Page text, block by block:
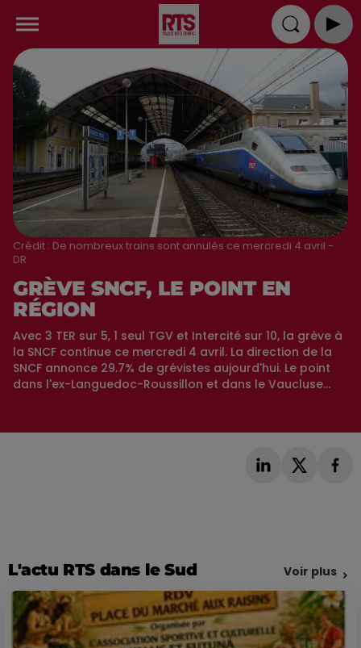
Crédit : De nombreux trains sont annulés ce mercredi 4 avril -
DR
GRÈVE SNCF, LE POINT EN
RÉGION
Avec 3 TER sur 5, 1 seul TGV et Intercité sur 10, la grève à
la SNCF continue ce mercredi 4 avril. La direction de la
SNCF annonce 29.7% de grévistes aujourd'hui. Le point
dans l'ex-Languedoc-Roussillon et dans le Vaucluse...
L'actu RTS dans le Sud Voir plus